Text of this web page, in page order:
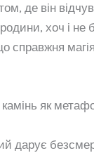
де він
хоч і не
справжня
як
дарує